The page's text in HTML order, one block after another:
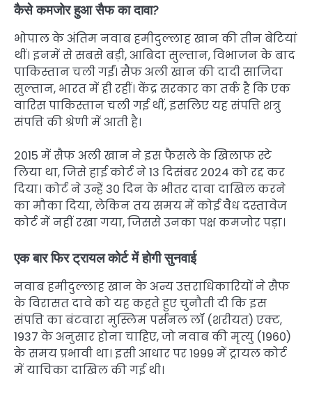
कैसे कमजोर हुआ सैफ का दावा?
भोपाल के अंतिम नवाब हमीदुल्लाह खान की तीन बेटियां
थीं। इनमें से सबसे बड़ी, आबिदा सुल्तान, विभाजन के बाद
पाकिस्तान चली गईं। सैफ अली खान की दादी साजिदा
सुल्तान, भारत में ही रहीं। केंद्र सरकार का तर्क है कि एक
वारिस पाकिस्तान चली गई थीं, इसलिए यह संपत्ति शत्रु
संपत्ति की श्रेणी में आती है।
2015 में सैफ अली खान ने इस फैसले के खिलाफ स्टे
लिया था, जिसे हाई कोर्ट ने 13 दिसंबर 2024 को रद्द कर
दिया। कोर्ट ने उन्हें 30 दिन के भीतर दावा दाखिल करने
का मौका दिया, लेकिन तय समय में कोई वैध दस्तावेज
कोर्ट में नहीं रखा गया, जिससे उनका पक्ष कमजोर पड़ा।
एक बार फिर ट्रायल कोर्ट में होगी सुनवाई
नवाब हमीदुल्लाह खान के अन्य उत्तराधिकारियों ने सैफ
के विरासत दावे को यह कहते हुए चुनौती दी कि इस
संपत्ति का बंटवारा मुस्लिम पर्सनल लॉ (शरीयत) एक्ट,
1937 के अनुसार होना चाहिए, जो नवाब की मृत्यु (1960)
के समय प्रभावी था। इसी आधार पर 1999 में ट्रायल कोर्ट
में याचिका दाखिल की गई थी।